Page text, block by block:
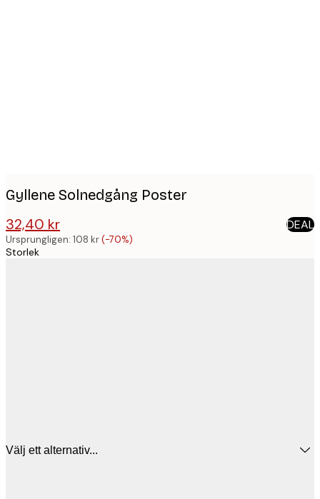
Gyllene Solnedgång Poster
32,40 kr
108 kr DEAL
Ursprungligen: 108 kr(-70%)
Storlek
Välj ett alternativ...